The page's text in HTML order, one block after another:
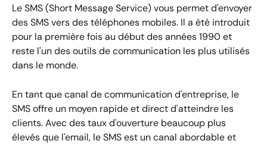
Le SMS (Short Message Service) vous permet d'envoyer
des SMS vers des téléphones mobiles. Il a été introduit
pour la première fois au début des années 1990 et
reste l'un des outils de communication les plus utilisés
dans le monde.
En tant que canal de communication d'entreprise, le
SMS offre un moyen rapide et direct d'atteindre les
clients. Avec des taux d'ouverture beaucoup plus
élevés que l'email, le SMS est un canal abordable et